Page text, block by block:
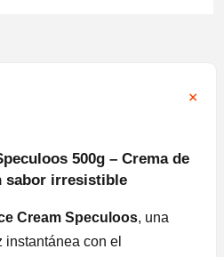
500g – Crema de
sabor irresistible
Cream Speculoos, una
con el